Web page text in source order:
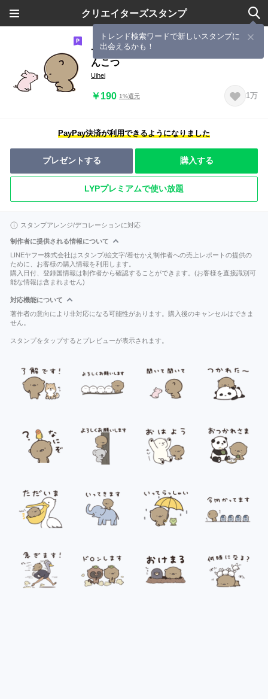
クリエイターズスタンプ
トレンド検索ワードで新しいスタンプに
出会えるかも！
ずっと使える ゆるっと動物 くまのぽ
んこつ
Uihei
￥190 1%還元 1万
PayPay決済が利用できるようになりました
プレゼントする 購入する
LYPプレミアムで使い放題
スタンプアレンジ/デコレーションに対応
制作者に提供される情報について
LINEヤフー株式会社はスタンプ/絵文字/着せかえ制作者への売上レポートの提供の
ために、お客様の購入情報を利用します。
購入日付、登録国情報は制作者から確認することができます。(お客様を直接識別可
能な情報は含まれません)
対応機能について
著作者の意向により非対応になる可能性があります。購入後のキャンセルはできま
せん。
スタンプをタップするとプレビューが表示されます。